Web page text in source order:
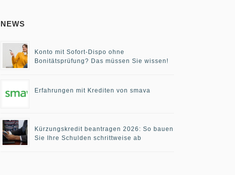
NEWS
Konto mit Sofort-Dispo ohne
Bonitätsprüfung? Das müssen Sie wissen!
Erfahrungen mit Krediten von smava
Kürzungskredit beantragen 2026: So bauen
Sie Ihre Schulden schrittweise ab